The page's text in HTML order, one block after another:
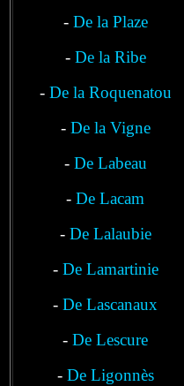
- De la Plaze
- De la Ribe
- De la Roquenatou
- De la Vigne
- De Labeau
-De Lacam
- De Lalaubie
- De Lamartinie
-De Lascanaux
-De Lescure
- De Ligonnès